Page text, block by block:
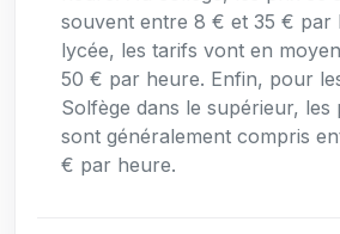
souvent entre 8 € et 35 € par
lycée, les tarifs vont en
50 € par heure. Enfin, pour
Solfège dans le supérieur, les
sont généralement compris
€ par heure.